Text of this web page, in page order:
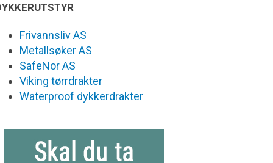
Frivannsliv AS
Metallsøker AS
SafeNor AS
Viking tørrdrakter
Waterproof dykkerdrakter